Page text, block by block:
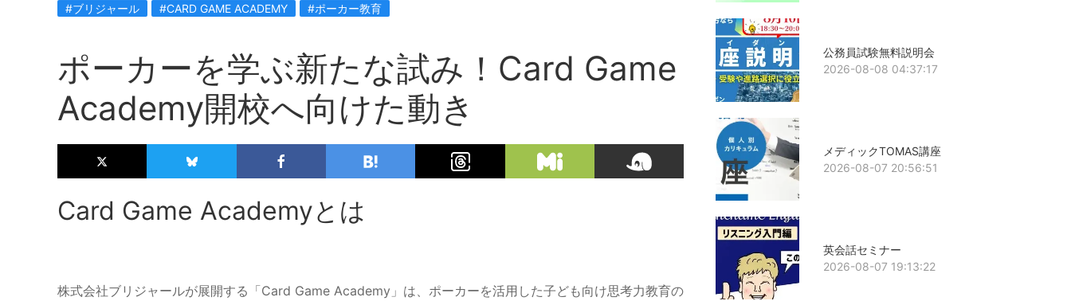
#ブリジャール #CARD GAME ACADEMY #ポーカー教育
ポーカーを学ぶ新たな試み！Card Game
Academy開校へ向けた動き
Card Game Academyとは
株式会社ブリジャールが展開する「Card Game Academy」は、ポーカーを活用した子ども向け思考力教育の
公務員試験無料説明会
2026-08-08 04:37:17
メディックTOMAS講座
2026-08-07 20:56:51
英会話セミナー
2026-08-07 19:13:22